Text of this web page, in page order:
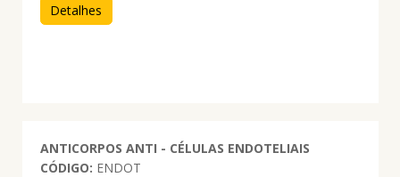
Detalhes
ANTICORPOS ANTI - CÉLULAS ENDOTELIAIS
CÓDIGO: ENDOT